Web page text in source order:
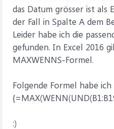
das Datum grösser ist als
der Fall in Spalte A dem
Leider habe ich die
gefunden. In Excel 2016
MAXWENNS-Formel.
Folgende Formel habe
:)